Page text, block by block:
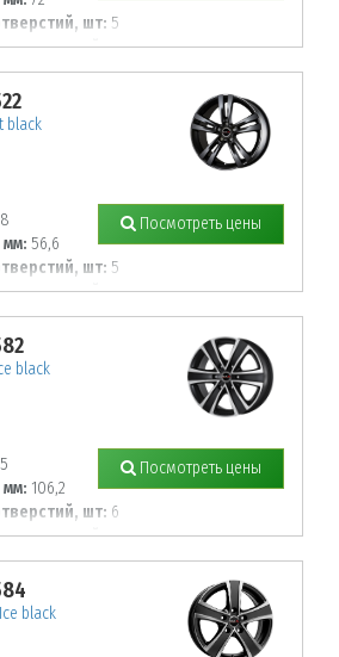
шт: 5
отверстий, мм:
black
56,6
шт: 5
отверстий, мм:
Посмотреть цены
black
106,2
шт: 6
отверстий, мм:
Посмотреть цены
black